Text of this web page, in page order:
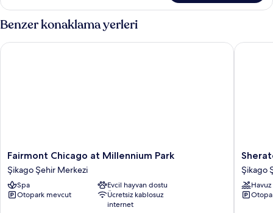
fazla
Benzer konaklama yerleri
Fairmont
Chicago
at
Millennium
Park
Fairmont Chicago at Millennium Park
Şikago Şehir Merkezi
Spa
Evcil hayvan dostu
Otopark mevcut
Ücretsiz kablosuz
internet
Fairmont Chicago at Millennium Park
Grand
Chicago
Şikago
Şikago
Havuz